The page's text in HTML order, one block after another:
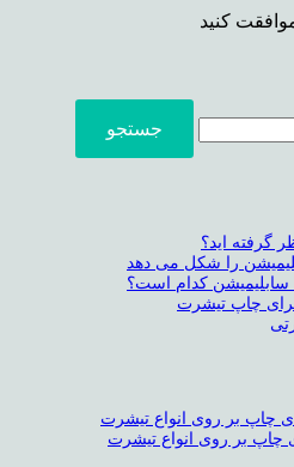
کنید
گرفته اید؟
سابلیمیشن کدام است؟
برای چاپ تیشرت
چاپ بر روی انواع تیشرت
چاپ بر روی انواع تیشرت